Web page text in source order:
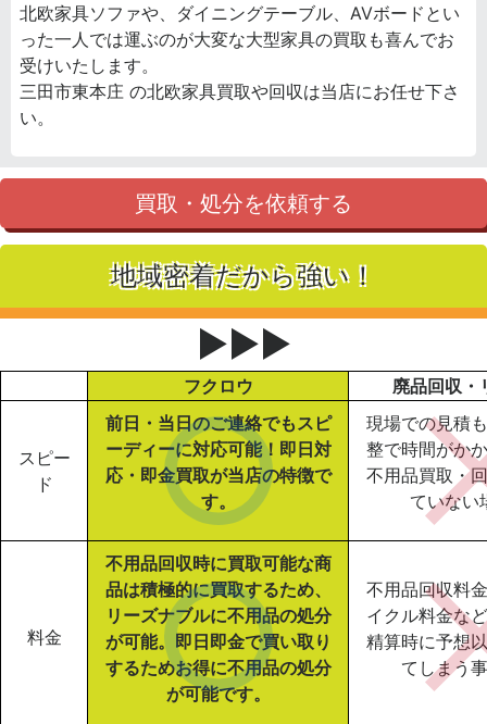
北欧家具ソファや、ダイニングテーブル、AVボードとい
った一人では運ぶのが大変な大型家具の買取も喜んでお
受けいたします。
三田市東本庄 の北欧家具買取や回収は当店にお任せ下さ
い。
買取・処分を依頼する
地域密着だから強い！
▶▶▶
フクロウ 廃品回収・
スピー
ド
前日・当日のご連絡でもスピ
ーディーに対応可能！即日対
応・即金買取が当店の特徴で
す。
現場での見積
整で時間がか
不用品買取・
ていない
料金
不用品回収時に買取可能な商
品は積極的に買取するため、
リーズナブルに不用品の処分
が可能。即日即金で買い取り
するためお得に不用品の処分
が可能です。
不用品回収料
イクル料金な
精算時に予想
てしまう